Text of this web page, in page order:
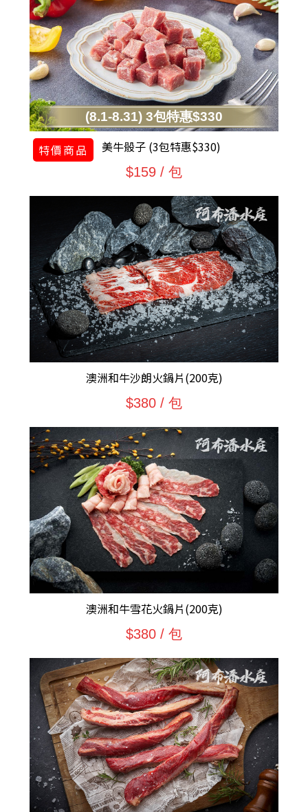
(8.1-8.31) 3包特惠$330
特價商品 美牛骰子 (3包特惠$330)
$159 / 包
澳洲和牛沙朗火鍋片(200克)
$380 / 包
澳洲和牛雪花火鍋片(200克)
$380 / 包